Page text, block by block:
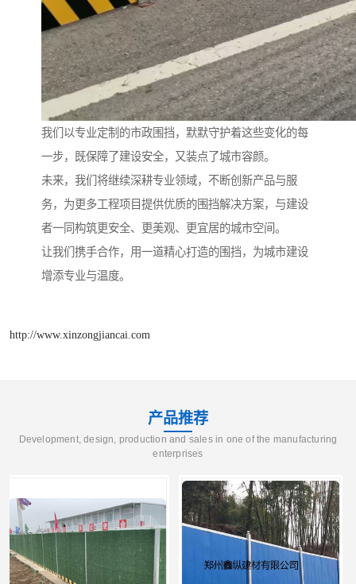
我们以专业定制的市政围挡，默默守护着这些变化的每
一步，既保障了建设安全，又装点了城市容颜。
未来，我们将继续深耕专业领域，不断创新产品与服
务，为更多工程项目提供优质的围挡解决方案，与建设
者一同构筑更安全、更美观、更宜居的城市空间。
让我们携手合作，用一道精心打造的围挡，为城市建设
增添专业与温度。
http://www.xinzongjiancai.com
产品推荐
Development, design, production and sales in one of the manufacturing
enterprises